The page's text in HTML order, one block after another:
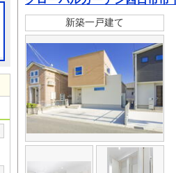
新築一戸建て